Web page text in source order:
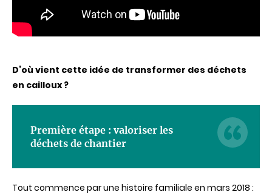
D’où vient cette idée de transformer des déchets
en cailloux ?
Première étape : valoriser les
déchets de chantier
Tout commence par une histoire familiale en mars 2018 :